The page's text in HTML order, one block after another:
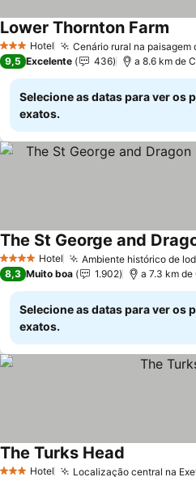
3 EstrelasHotel Cenário rural na paisagem
Lower Thornton Farm
9,5 Excelente 436 a 8.6 km de
Selecione as datas para ver os
exatos.
4 EstrelasHotel Ambiente histórico de
Ver preços
8,3 Muito boa 1.902 a 7.3 km
Selecione as datas para ver os
exatos.
Hotel Localização central na
The Turks Head